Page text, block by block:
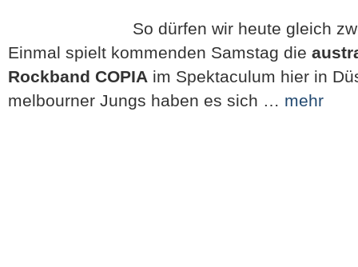
So dürfen wir heute gleich
Einmal spielt kommenden Samstag die
Rockband COPIA im Spektaculum hier in
melbourner Jungs haben es sich … mehr